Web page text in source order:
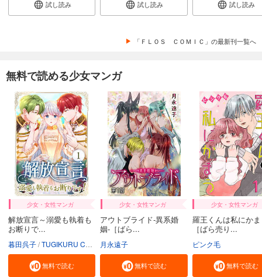
試し読み 試し読み 試し読み
「ＦＬＯＳ ＣＯＭＩＣ」の最新刊一覧へ
無料で読める少女マンガ
少女・女性マンガ
解放宣言～溺愛も執着も
お断りで...
暮田呉子 TUGIKURU COMICS
無料で読む
少女・女性マンガ
アウトブライド-異系婚
姻-［ばら...
月永遠子
無料で読む
少女・女性マンガ
羅王くんは私にか
［ばら売り...
ピンク毛
無料で読む